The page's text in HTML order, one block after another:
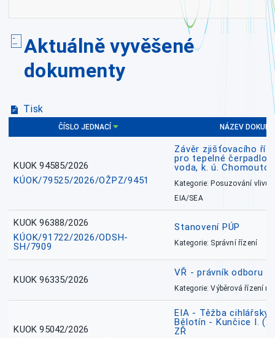
Aktuálně vyvěšené
dokumenty
Tisk
ČÍSLO JEDNACÍ NÁZEV
KUOK 94585/2026
KÚOK/79525/2026/OŽPZ/9451
Závěr zjišťovacího
pro tepelné čerpadlo
voda, k. ú. Chomoutov
Kategorie: Posuzování vlivů
EIA/SEA
KUOK 96388/2026
KÚOK/91722/2026/ODSH-
SH/7909
Stanovení PÚP
Kategorie: Správní řízení
KUOK 96335/2026
VŘ - právník odboru
Kategorie: Výběrová řízení
KUOK 95042/2026
EIA - Těžba
Bělotín - Kunčice I.
ZŘ